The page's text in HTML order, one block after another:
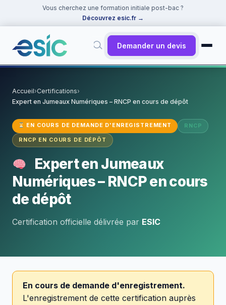
Vous cherchez une formation initiale post-bac ?
Découvrez esic.fr →
Demander un devis
Docker
Accueil›Certifications›
Expert en Jumeaux Numériques – RNCP en cours de dépôt
EN COURS DE DEMANDE D'ENREGISTREMENT RNCP
RNCP EN COURS DE DÉPÔT
Expert en Jumeaux
Numériques – RNCP en cours
de dépôt
Certification officielle délivrée par ESIC
En cours de demande d'enregistrement.
L'enregistrement de cette certification auprès